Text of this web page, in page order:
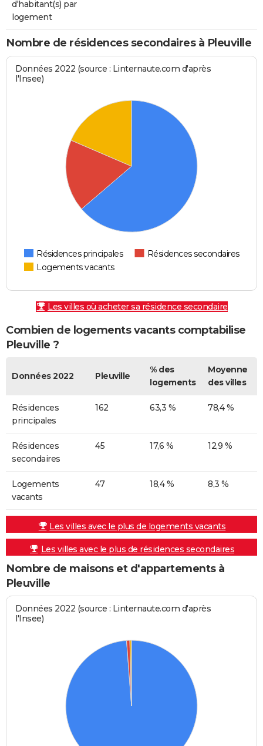
d'habitant(s) par
logement
Nombre de résidences secondaires à Pleuville
Données 2022 (source : Linternaute.com d'après
l'Insee)
Résidences principales
Résidences secondaires
Logements vacants
Les villes où acheter sa résidence secondaire
Combien de logements vacants comptabilise
Pleuville ?
Données 2022 Pleuville
% des
logements
Moyenne
des villes
Résidences
principales
162 63,3 % 78,4 %
Résidences
secondaires
45 17,6 % 12,9 %
Logements
vacants
47 18,4 % 8,3 %
Les villes avec le plus de logements vacants
Les villes avec le plus de résidences secondaires
Nombre de maisons et d'appartements à
Pleuville
Données 2022 (source : Linternaute.com d'après
l'Insee)